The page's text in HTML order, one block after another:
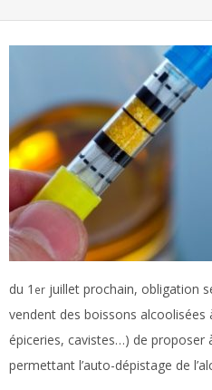
du 1 er juillet prochain, obligation
vendent des boissons
épiceries, cavistes…) de proposer
permettant l’auto-dépistage de